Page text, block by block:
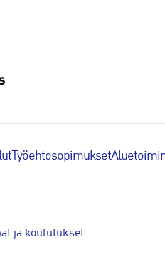
Työehtosopimukset
ja koulutukset